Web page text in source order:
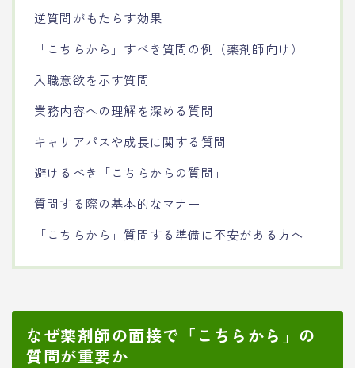
逆質問がもたらす効果
「こちらから」すべき質問の例（薬剤師向け）
入職意欲を示す質問
業務内容への理解を深める質問
キャリアパスや成長に関する質問
避けるべき「こちらからの質問」
質問する際の基本的なマナー
「こちらから」質問する準備に不安がある方へ
なぜ薬剤師の面接で「こちらから」の
質問が重要か